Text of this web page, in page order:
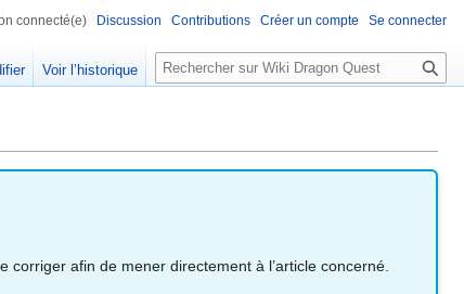
corriger afin de mener directement à l’article concerné.
connecté(e) Discussion Contributions Créer un compte Se connecter
Voir l’historique
R
e
e
e